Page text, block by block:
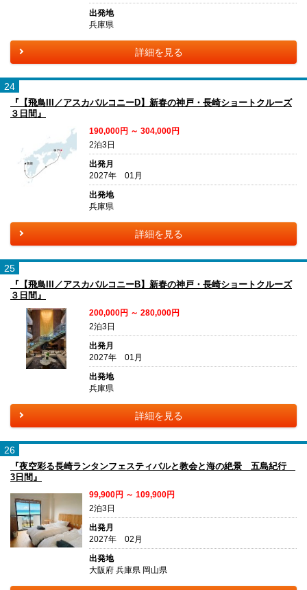
出発地
兵庫県
詳細を見る
24
『【飛鳥III／アスカバルコニーD】新春の神戸・長崎ショートクルーズ
３日間』
190,000円 ～ 304,000円
2泊3日
出発月
2027年 01月
出発地
兵庫県
詳細を見る
25
『【飛鳥III／アスカバルコニーB】新春の神戸・長崎ショートクルーズ
３日間』
200,000円 ～ 280,000円
2泊3日
出発月
2027年 01月
出発地
兵庫県
詳細を見る
26
『夜空彩る長崎ランタンフェスティバルと教会と海の絶景 五島紀行
3日間』
99,900円 ～ 109,900円
2泊3日
出発月
2027年 02月
出発地
大阪府 兵庫県 岡山県